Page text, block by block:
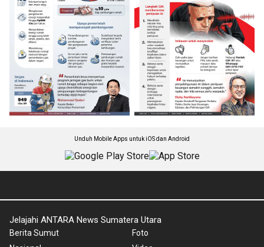
Unduh Mobile Apps untuk iOS dan Android
Jelajahi ANTARA News Sumatera Utara
Berita Sumut
Foto